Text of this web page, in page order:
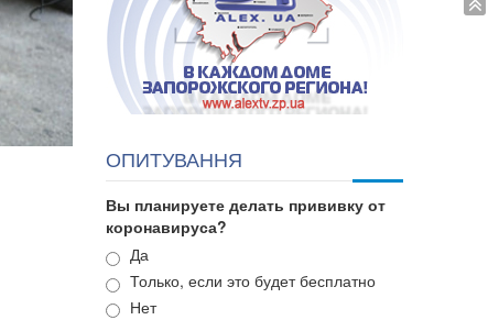
ОПИТУВАННЯ
Вы планируете делать прививку от
коронавируса?
Варианты
Да
Только, если это будет бесплатно
Нет